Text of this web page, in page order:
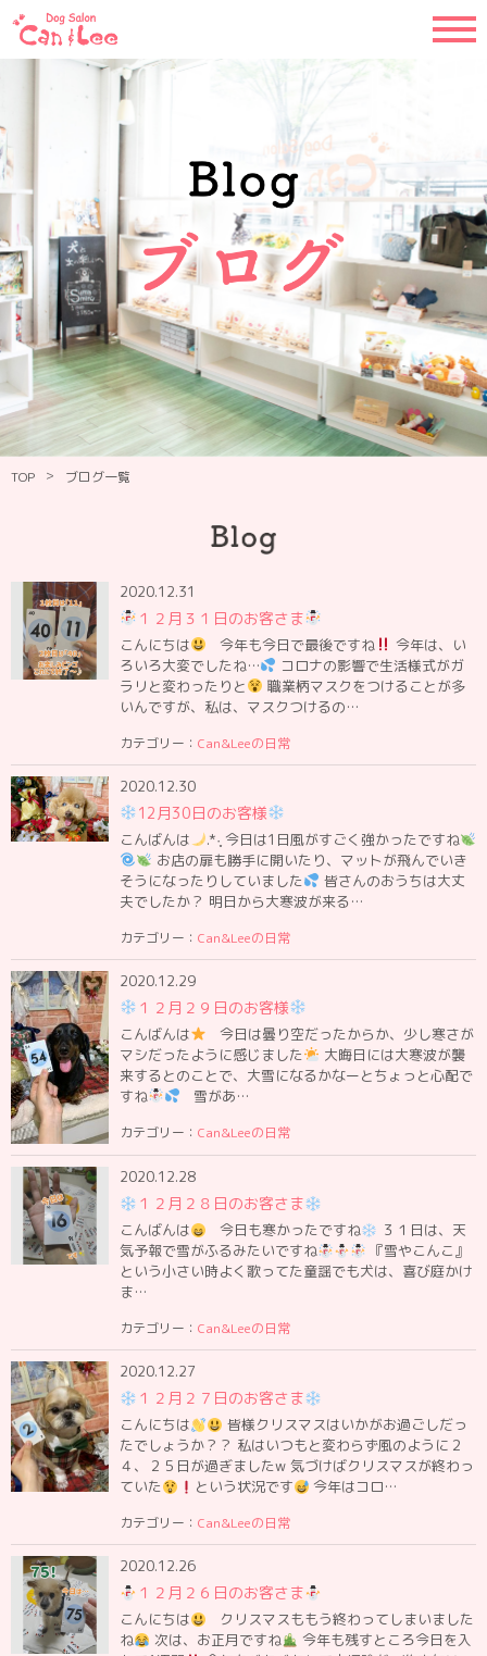
TOP > ブログ一覧
2020.12.31
１２月３１日のお客さま
こんにちは 今年も今日で最後ですね
今年は、い
ろいろ大変でしたね…
コロナの影響で生活様式がガ
ラリと変わったりと
職業柄マスクをつけることが多
いんですが、私は、マスクつけるの…
カテゴリー： Can&Leeの日常
2020.12.30
12月30日のお客様
こんばんは
.*·̩͙ 今日は1日風がすごく強かったですね
お店の扉も勝手に開いたり、マットが飛んでいき
そうになったりしていました
皆さんのおうちは大丈
夫でしたか？ 明日から大寒波が来る…
カテゴリー： Can&Leeの日常
2020.12.29
１２月２９日のお客様
こんばんは
今日は曇り空だったからか、少し寒さが
マシだったように感じました
大晦日には大寒波が襲
来するとのことで、大雪になるかなーとちょっと心配で
すね
雪があ…
カテゴリー： Can&Leeの日常
2020.12.28
１２月２８日のお客さま
こんばんは 今日も寒かったですね
３１日は、天
気予報で雪がふるみたいですね
『雪やこんこ』
という小さい時よく歌ってた童謡でも犬は、喜び庭かけ
ま…
カテゴリー： Can&Leeの日常
2020.12.27
１２月２７日のお客さま
こんにちは
皆様クリスマスはいかがお過ごしだっ
たでしょうか？？ 私はいつもと変わらず風のように２
４、２５日が過ぎましたw 気づけばクリスマスが終わっ
ていた
という状況です 今年はコロ…
カテゴリー： Can&Leeの日常
2020.12.26
１２月２６日のお客さま
こんにちは
クリスマスももう終わってしまいました
ね
次は、お正月ですね
今年も残すところ今日を入